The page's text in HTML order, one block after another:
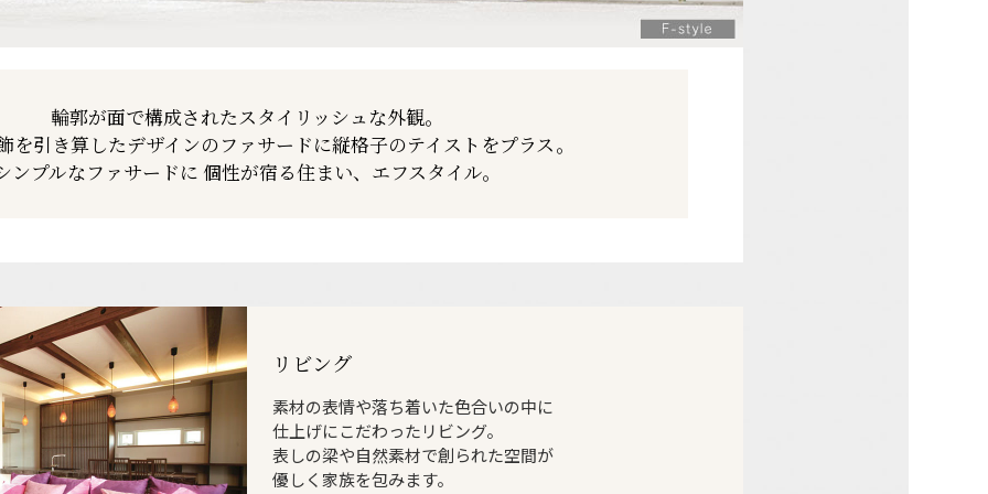
輪郭が面で構成されたスタイリッシュな外観。
を引き算したデザインのファサードに縦格子のテイストをプラス。
ンプルなファサードに 個性が宿る住まい、エフスタイル。
リビング
素材の表情や落ち着いた色合いの中に
仕上げにこだわったリビング。
表しの梁や自然素材で創られた空間が
優しく家族を包みます。